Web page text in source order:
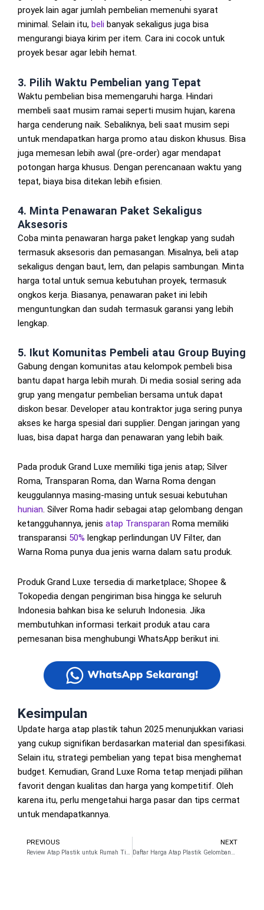
proyek lain agar jumlah pembelian memenuhi syarat
minimal. Selain itu, beli banyak sekaligus juga bisa
mengurangi biaya kirim per item. Cara ini cocok untuk
proyek besar agar lebih hemat.
3. Pilih Waktu Pembelian yang Tepat
Waktu pembelian bisa memengaruhi harga. Hindari
membeli saat musim ramai seperti musim hujan, karena
harga cenderung naik. Sebaliknya, beli saat musim sepi
untuk mendapatkan harga promo atau diskon khusus. Bisa
juga memesan lebih awal (pre-order) agar mendapat
potongan harga khusus. Dengan perencanaan waktu yang
tepat, biaya bisa ditekan lebih efisien.
4. Minta Penawaran Paket Sekaligus
Aksesoris
Coba minta penawaran harga paket lengkap yang sudah
termasuk aksesoris dan pemasangan. Misalnya, beli atap
sekaligus dengan baut, lem, dan pelapis sambungan. Minta
harga total untuk semua kebutuhan proyek, termasuk
ongkos kerja. Biasanya, penawaran paket ini lebih
menguntungkan dan sudah termasuk garansi yang lebih
lengkap.
5. Ikut Komunitas Pembeli atau Group Buying
Gabung dengan komunitas atau kelompok pembeli bisa
bantu dapat harga lebih murah. Di media sosial sering ada
grup yang mengatur pembelian bersama untuk dapat
diskon besar. Developer atau kontraktor juga sering punya
akses ke harga spesial dari supplier. Dengan jaringan yang
luas, bisa dapat harga dan penawaran yang lebih baik.
Pada produk Grand Luxe memiliki tiga jenis atap; Silver
Roma, Transparan Roma, dan Warna Roma dengan
keuggulannya masing-masing untuk sesuai kebutuhan
hunian. Silver Roma hadir sebagai atap gelombang dengan
ketangguhannya, jenis atap Transparan Roma memiliki
transparansi 50% lengkap perlindungan UV Filter, dan
Warna Roma punya dua jenis warna dalam satu produk.
Produk Grand Luxe tersedia di marketplace; Shopee &
Tokopedia dengan pengiriman bisa hingga ke seluruh
Indonesia bahkan bisa ke seluruh Indonesia. Jika
membutuhkan informasi terkait produk atau cara
pemesanan bisa menghubungi WhatsApp berikut ini.
Kesimpulan
Update harga atap plastik tahun 2025 menunjukkan variasi
yang cukup signifikan berdasarkan material dan spesifikasi.
Selain itu, strategi pembelian yang tepat bisa menghemat
budget. Kemudian, Grand Luxe Roma tetap menjadi pilihan
favorit dengan kualitas dan harga yang kompetitif. Oleh
karena itu, perlu mengetahui harga pasar dan tips cermat
untuk mendapatkannya.
Prev
PREVIOUS
Review Atap Plastik untuk Rumah Tinggal di Daerah Panas
NEXT
Daftar Harga Atap Plastik Gelombang dan Spandek